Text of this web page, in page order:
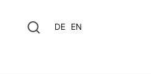
Sprache
DE EN